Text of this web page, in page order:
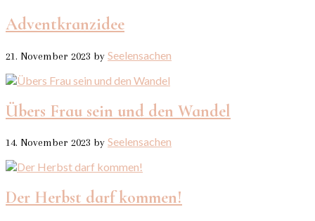
Adventkranzidee
21. November 2023 by Seelensachen
Übers Frau sein und den Wandel
14. November 2023 by Seelensachen
Der Herbst darf kommen!